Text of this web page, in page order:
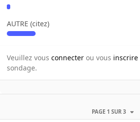
AUTRE (citez)
Veuillez vous connecter ou vous inscrire
sondage.
PAGE 1 SUR 3